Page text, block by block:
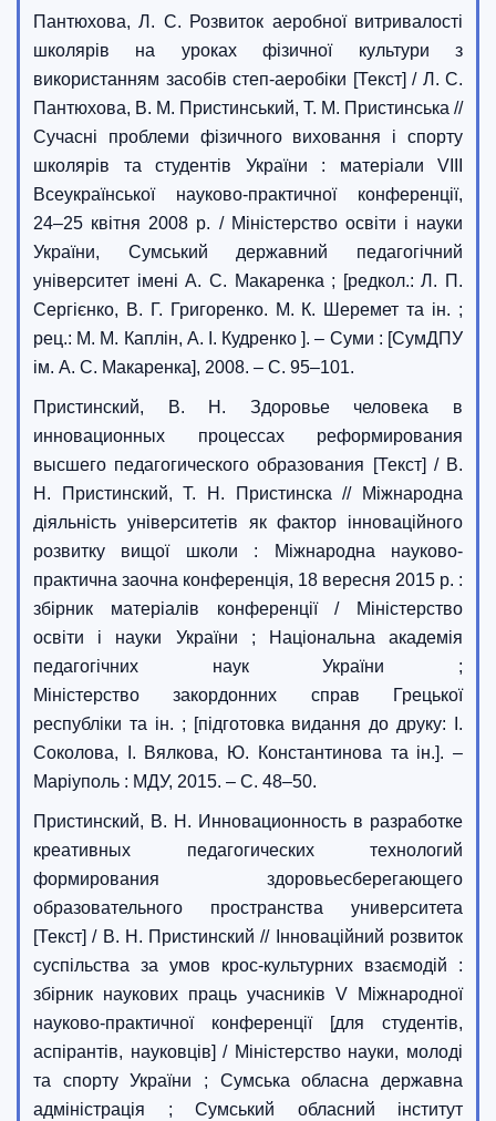
Пантюхова, Л. С. Розвиток аеробної витривалості
школярів на уроках фізичної культури з
використанням засобів степ-аеробіки [Текст] / Л. С.
Пантюхова, В. М. Пристинський, Т. М. Пристинська //
Сучасні проблеми фізичного виховання і спорту
школярів та студентів України : матеріали VIII
Всеукраїнської науково-практичної конференції,
24–25 квітня 2008 р. / Міністерство освіти і науки
України, Сумський державний педагогічний
університет імені А. С. Макаренка ; [редкол.: Л. П.
Сергієнко, В. Г. Григоренко. М. К. Шеремет та ін. ;
рец.: М. М. Каплін, А. І. Кудренко ]. – Суми : [СумДПУ
ім. А. С. Макаренка], 2008. – С. 95–101.
Пристинский, В. Н. Здоровье человека в
инновационных процессах реформирования
высшего педагогического образования [Текст] / В.
Н. Пристинский, Т. Н. Пристинска // Міжнародна
діяльність університетів як фактор інноваційного
розвитку вищої школи : Міжнародна науково-
практична заочна конференція, 18 вересня 2015 р. :
збірник матеріалів конференції / Міністерство
освіти і науки України ; Національна академія
педагогічних наук України ;
Міністерство закордонних справ Грецької
республіки та ін. ; [підготовка видання до друку: І.
Соколова, І. Вялкова, Ю. Константинова та ін.]. –
Маріуполь : МДУ, 2015. – С. 48–50.
Пристинский, В. Н. Инновационность в разработке
креативных педагогических технологий
формирования здоровьесберегающего
образовательного пространства университета
[Текст] / В. Н. Пристинский // Інноваційний розвиток
суспільства за умов крос-культурних взаємодій :
збірник наукових праць учасників V Міжнародної
науково-практичної конференції [для студентів,
аспірантів, науковців] / Міністерство науки, молоді
та спорту України ; Сумська обласна державна
адміністрація ; Сумський обласний інститут